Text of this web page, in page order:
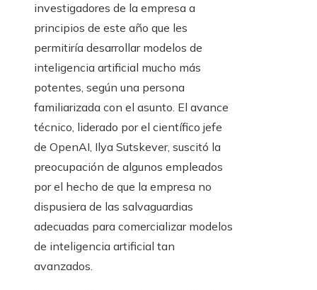
investigadores de la empresa a
principios de este año que les
permitiría desarrollar modelos de
inteligencia artificial mucho más
potentes, según una persona
familiarizada con el asunto. El avance
técnico, liderado por el científico jefe
de OpenAI, Ilya Sutskever, suscitó la
preocupación de algunos empleados
por el hecho de que la empresa no
dispusiera de las salvaguardias
adecuadas para comercializar modelos
de inteligencia artificial tan
avanzados.